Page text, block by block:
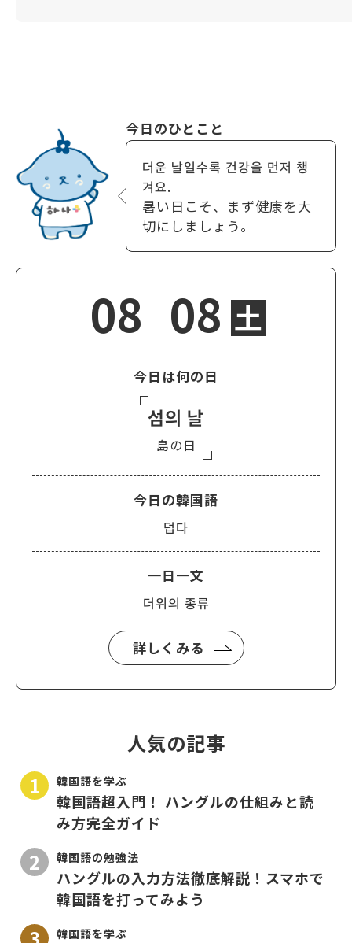
今日のひとこと
더운 날일수록 건강을 먼저 챙
겨요.
暑い日こそ、まず健康を大
切にしましょう。
08 08 土
今日は何の日
섬의 날
島の日
今日の韓国語
덥다
一日一文
더위의 종류
詳しくみる
人気の記事
韓国語を学ぶ
韓国語超入門！ ハングルの仕組みと読
み方完全ガイド
韓国語の勉強法
ハングルの入力方法徹底解説！スマホで
韓国語を打ってみよう
韓国語を学ぶ